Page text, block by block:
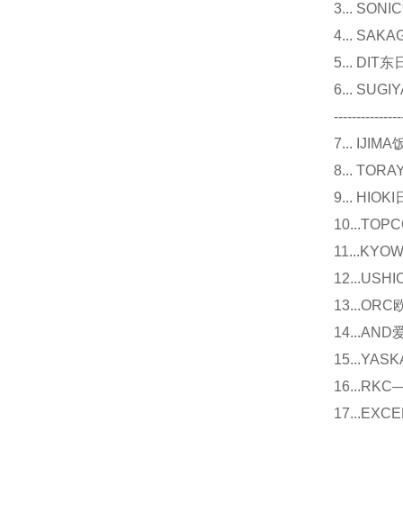
3...
4...
5... DIT东
6...
7... IJIMA
8...
9... HIOKI
13...ORC
14...AND